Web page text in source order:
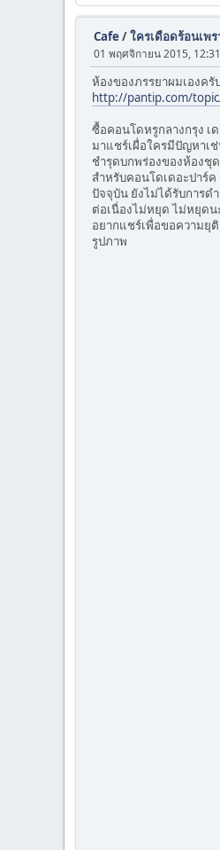
Cafe/ใครเดือดร้อนเพ
01 พฤศจิกายน 2015,
ห้องของภรรยาผมเองค
http://pantip.com/
ซื้อคอนโดหรูกลางกรุง เ
มาแชร์เผื่อใครมีปัญหาเ
ชำรุดบกพร่องของห้องชุ
สำหรับคอนโดเดอะปาร์
ปัจจุบัน ยังไม่ได้รับการด
ต่อเนื่องไม่หยุด ไม่หยุดน
อยากแชร์เพื่อขอความยุ
รูปภาพ